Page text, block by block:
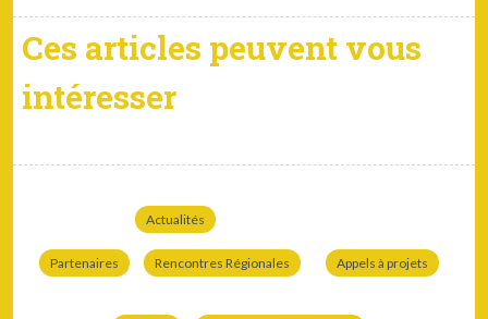
Ces articles peuvent vous
intéresser
Actualités
Partenaires Rencontres Régionales Appels à projets